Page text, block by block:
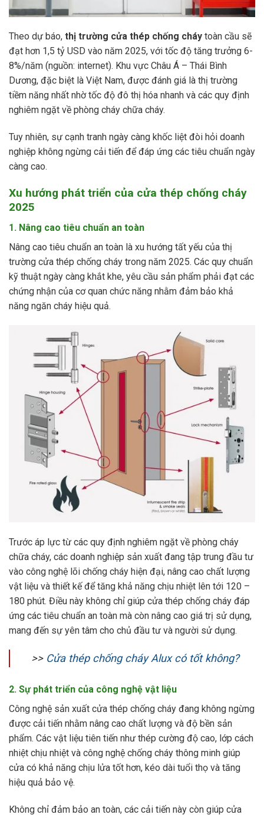
Theo dự báo, thị trường cửa thép chống cháy toàn cầu sẽ
đạt hơn 1,5 tỷ USD vào năm 2025, với tốc độ tăng trưởng 6-
8%/năm (nguồn: internet). Khu vực Châu Á – Thái Bình
Dương, đặc biệt là Việt Nam, được đánh giá là thị trường
tiềm năng nhất nhờ tốc độ đô thị hóa nhanh và các quy định
nghiêm ngặt về phòng cháy chữa cháy.
Tuy nhiên, sự cạnh tranh ngày càng khốc liệt đòi hỏi doanh
nghiệp không ngừng cải tiến để đáp ứng các tiêu chuẩn ngày
càng cao.
Xu hướng phát triển của cửa thép chống cháy
2025
1. Nâng cao tiêu chuẩn an toàn
Nâng cao tiêu chuẩn an toàn là xu hướng tất yếu của thị
trường cửa thép chống cháy trong năm 2025. Các quy chuẩn
kỹ thuật ngày càng khắt khe, yêu cầu sản phẩm phải đạt các
chứng nhận của cơ quan chức năng nhằm đảm bảo khả
năng ngăn cháy hiệu quả.
Trước áp lực từ các quy định nghiêm ngặt về phòng cháy
chữa cháy, các doanh nghiệp sản xuất đang tập trung đầu tư
vào công nghệ lõi chống cháy hiện đại, nâng cao chất lượng
vật liệu và thiết kế để tăng khả năng chịu nhiệt lên tới 120 –
180 phút. Điều này không chỉ giúp cửa thép chống cháy đáp
ứng các tiêu chuẩn an toàn mà còn nâng cao giá trị sử dụng,
mang đến sự yên tâm cho chủ đầu tư và người sử dụng.
>> Cửa thép chống cháy Alux có tốt không?
2. Sự phát triển của công nghệ vật liệu
Công nghệ sản xuất cửa thép chống cháy đang không ngừng
được cải tiến nhằm nâng cao chất lượng và độ bền sản
phẩm. Các vật liệu tiên tiến như thép cường độ cao, lớp cách
nhiệt chịu nhiệt và công nghệ chống cháy thông minh giúp
cửa có khả năng chịu lửa tốt hơn, kéo dài tuổi thọ và tăng
hiệu quả bảo vệ.
Không chỉ đảm bảo an toàn, các cải tiến này còn giúp cửa